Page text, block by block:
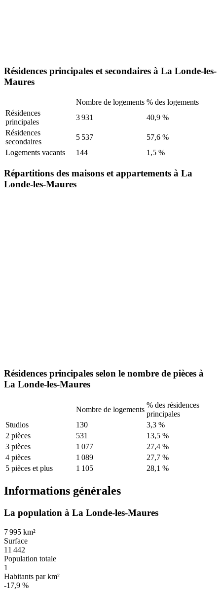
Résidences principales et secondaires à La Londe-les-
Maures
Nombre de logements % des logements
Résidences
principales
3 931
40,9 %
Résidences
secondaires
5 537
57,6 %
Logements vacants
144 1,5 %
Répartitions des maisons et appartements à La
Londe-les-Maures
Résidences principales selon le nombre de pièces à
La Londe-les-Maures
Nombre de logements
% des résidences
principales
Studios
130
3,3 %
2 pièces
531
13,5 %
3 pièces
1 077
27,4 %
4 pièces
1 089
27,7 %
5 pièces et plus
1 105 28,1 %
Informations générales
La population à La Londe-les-Maures
7 995 km²
Surface
11 442
Population totale
1
Habitants par km²
-17,9 %